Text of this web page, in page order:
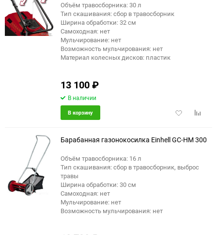
Объём травосборника: 30 л
Тип скашивания: сбор в травосборник
Ширина обработки: 32 см
Самоходная: нет
Мульчирование: нет
Возможность мульчирования: нет
Материал колесных дисков: пластик
13 100₽
В наличии
Добавить
В корзину
Барабанная газонокосилка Einhell GC-HM 300
Объём травосборника: 16 л
Тип скашивания: сбор в травосборник, выброс
травы
Ширина обработки: 30 см
Самоходная: нет
Мульчирование: нет
Возможность мульчирования: нет